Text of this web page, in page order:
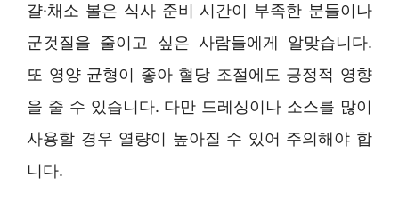
걀·채소 볼은 식사 준비 시간이 부족한 분들이나
군것질을 줄이고 싶은 사람들에게 알맞습니다.
또 영양 균형이 좋아 혈당 조절에도 긍정적 영향
을 줄 수 있습니다. 다만 드레싱이나 소스를 많이
사용할 경우 열량이 높아질 수 있어 주의해야 합
니다.